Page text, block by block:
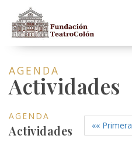
AGENDA
Actividades
«« Primera
AGENDA
Actividades